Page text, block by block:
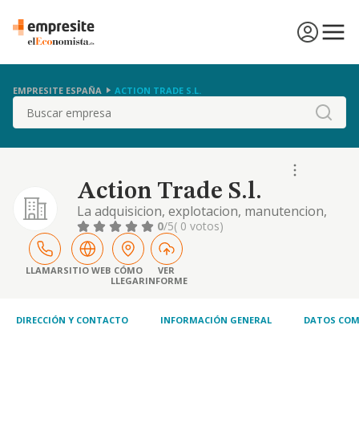
EMPRESITE ESPAÑA ACTION TRADE S.L.
Buscar
Action Trade S.l.
La adquisicion, explotacion, manutencion,
construccion, desarrollo, gestion,
financiacion, compraventa, tenencia, venta,
arrendamiento, concesion de derechos
reales o derechos personales de bienes
inmuebles incluyendo, ...
0/5( 0 votos)
LLAMARSITIO WEB CÓMO
LLEGAR
VER
INFORME
DIRECCIÓN Y CONTACTO INFORMACIÓN GENERAL DATOS